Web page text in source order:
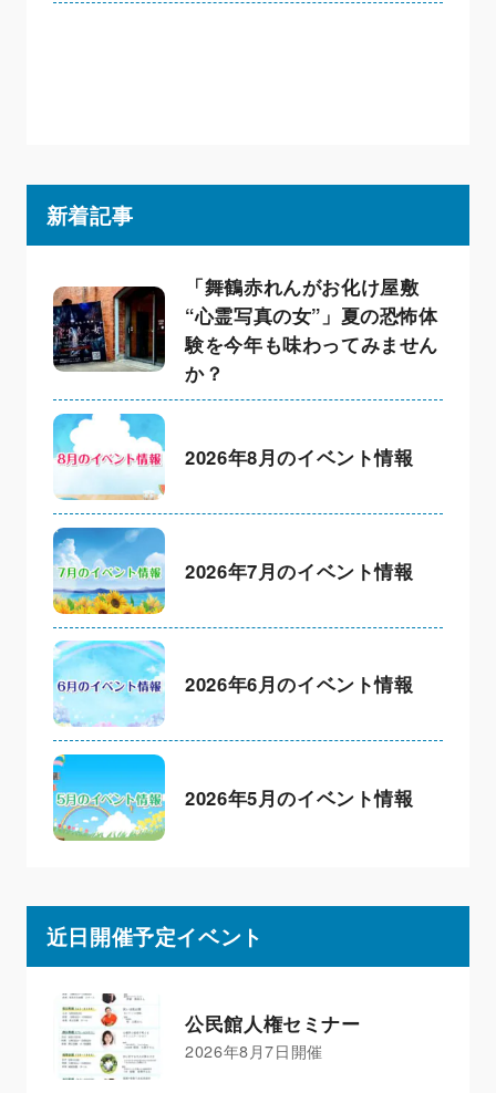
新着記事
「舞鶴赤れんがお化け屋敷
“心霊写真の女”」夏の恐怖体
験を今年も味わってみません
か？
2026年8月のイベント情報
2026年7月のイベント情報
2026年6月のイベント情報
2026年5月のイベント情報
近日開催予定イベント
公民館人権セミナー
2026年8月7日開催